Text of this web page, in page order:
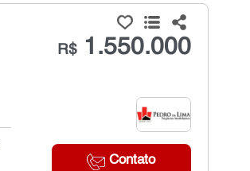
R$1.550.000
Contato